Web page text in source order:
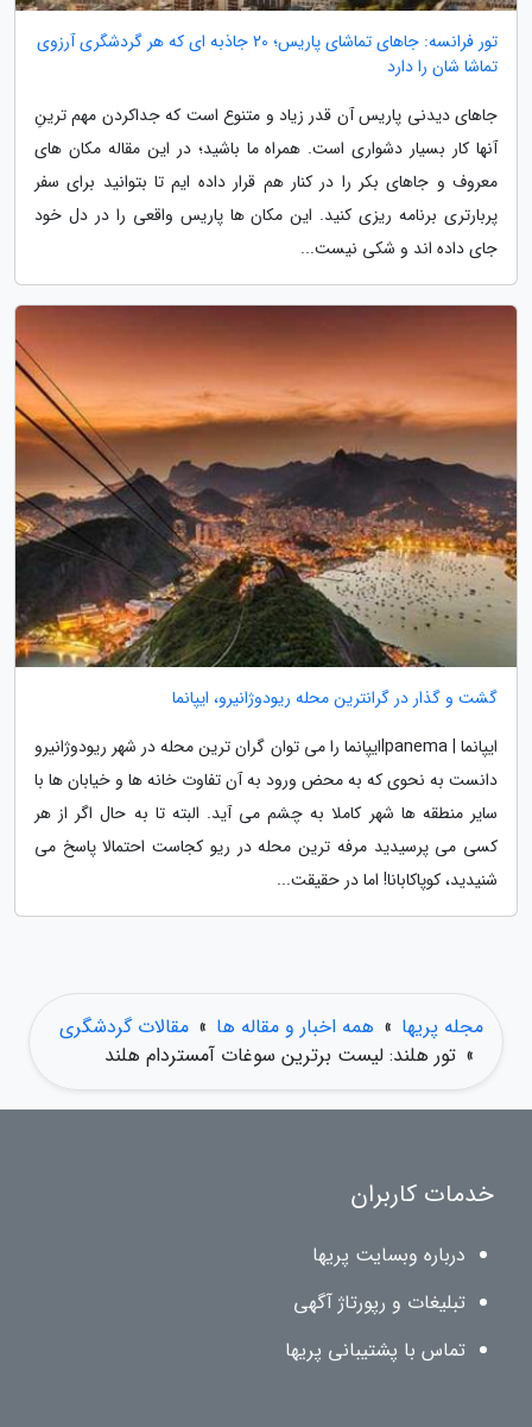
تور فرانسه: جاهای تماشای پاریس؛ 20 جاذبه ای که هر گردشگری آرزوی
تماشا شان را دارد
جاهای دیدنی پاریس آن قدر زیاد و متنوع است که جداکردن مهم ترینِ
آنها کار بسیار دشواری است. همراه ما باشید؛ در این مقاله مکان های
معروف و جاهای بکر را در کنار هم قرار داده ایم تا بتوانید برای سفر
پربارتری برنامه ریزی کنید. این مکان ها پاریس واقعی را در دل خود
جای داده اند و شکی نیست...
گشت و گذار در گرانترین محله ریودوژانیرو، ایپانما
ایپانما | Ipanemaایپانما را می توان گران ترین محله در شهر ریودوژانیرو
دانست به نحوی که به محض ورود به آن تفاوت خانه ها و خیابان ها با
سایر منطقه ها شهر کاملا به چشم می آید. البته تا به حال اگر از هر
کسی می پرسیدید مرفه ترین محله در ریو کجاست احتمالا پاسخ می
شنیدید، کوپاکابانا! اما در حقیقت...
مجله پریها » همه اخبار و مقاله ها » مقالات گردشگری
» تور هلند: لیست برترین سوغات آمستردام هلند
خدمات کاربران
درباره وبسایت پریها
تبلیغات و رپورتاژ آگهی
تماس با پشتیبانی پریها